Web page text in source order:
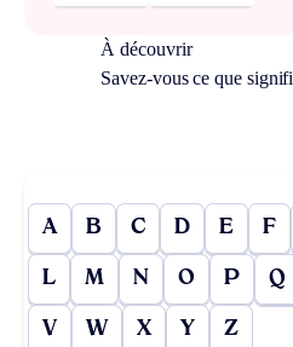
À découvrir
Savez-vous ce que
A B C D E F
L M N O P Q
V W X Y Z